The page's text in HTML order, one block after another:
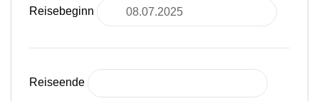
Reisebeginn
Reiseende